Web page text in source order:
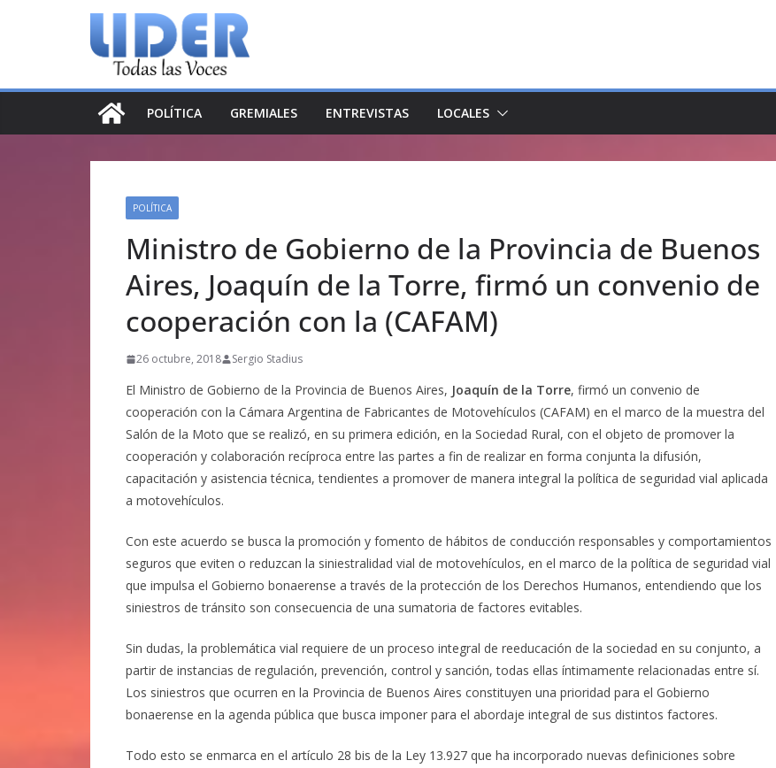
POLÍTICA GREMIALES ENTREVISTAS LOCALES
POLÍTICA
Ministro de Gobierno de la Provincia de Buenos
Aires, Joaquín de la Torre, firmó un convenio de
cooperación con la (CAFAM)
26 octubre, 2018 Sergio Stadius
El Ministro de Gobierno de la Provincia de Buenos Aires, Joaquín de la Torre, firmó un convenio de
cooperación con la Cámara Argentina de Fabricantes de Motovehículos (CAFAM) en el marco de la muestra del
Salón de la Moto que se realizó, en su primera edición, en la Sociedad Rural, con el objeto de promover la
cooperación y colaboración recíproca entre las partes a fin de realizar en forma conjunta la difusión,
capacitación y asistencia técnica, tendientes a promover de manera integral la política de seguridad vial aplicada
a motovehículos.
Con este acuerdo se busca la promoción y fomento de hábitos de conducción responsables y comportamientos
seguros que eviten o reduzcan la siniestralidad vial de motovehículos, en el marco de la política de seguridad vial
que impulsa el Gobierno bonaerense a través de la protección de los Derechos Humanos, entendiendo que los
siniestros de tránsito son consecuencia de una sumatoria de factores evitables.
Sin dudas, la problemática vial requiere de un proceso integral de reeducación de la sociedad en su conjunto, a
partir de instancias de regulación, prevención, control y sanción, todas ellas íntimamente relacionadas entre sí.
Los siniestros que ocurren en la Provincia de Buenos Aires constituyen una prioridad para el Gobierno
bonaerense en la agenda pública que busca imponer para el abordaje integral de sus distintos factores.
Todo esto se enmarca en el artículo 28 bis de la Ley 13.927 que ha incorporado nuevas definiciones sobre